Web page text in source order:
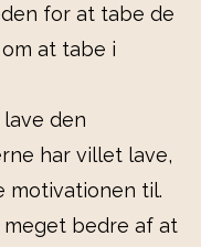
for at tabe de
at tabe i
den
har villet lave,
motivationen til.
bedre af at